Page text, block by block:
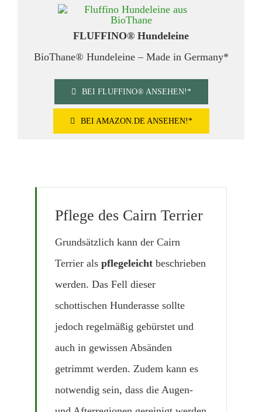
FLUFFINO® Hundeleine
BioThane® Hundeleine – Made in Germany*
BEI FLUFFINO® ANSEHEN!*
BEI AMAZON.DE ANSEHEN!*
Pflege des Cairn Terrier
Grundsätzlich kann der Cairn
Terrier als pflegeleicht beschrieben
werden. Das Fell dieser
schottischen Hunderasse sollte
jedoch regelmäßig gebürstet und
auch in gewissen Absänden
getrimmt werden. Zudem kann es
notwendig sein, dass die Augen-